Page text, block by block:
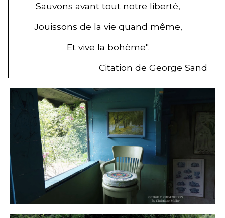
Sauvons avant tout notre liberté,
Jouissons de la vie quand même,
Et vive la bohème".
Citation de George Sand